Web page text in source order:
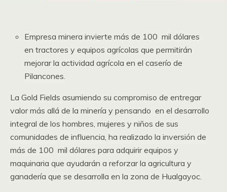
Empresa minera invierte más de 100 mil dólares
en tractores y equipos agrícolas que permitirán
mejorar la actividad agrícola en el caserío de
Pilancones.
La Gold Fields asumiendo su compromiso de entregar
valor más allá de la minería y pensando en el desarrollo
integral de los hombres, mujeres y niños de sus
comunidades de influencia, ha realizado la inversión de
más de 100 mil dólares para adquirir equipos y
maquinaria que ayudarán a reforzar la agricultura y
ganadería que se desarrolla en la zona de Hualgayoc.